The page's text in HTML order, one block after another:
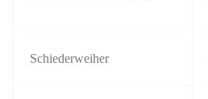
Schiederweiher